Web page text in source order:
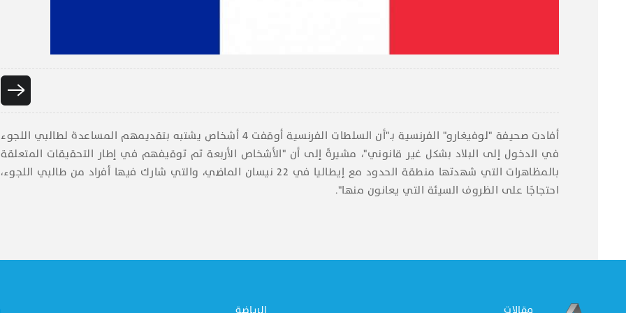
أفادت صحيفة "​لوفيغارو​" الفرنسية بـ"أن السلطات الفرنسية أوقفت 4 أشخاص يشتبه بتقديمهم المساعدة لطالبي اللجوء
في الدخول إلى البلاد بشكل غير قانوني"، مشيرةً إلى أن "الأشخاص الأربعة تم توقيفهم في إطار التحقيقات المتعلقة
بالمظاهرات التي شهدتها منطقة الحدود مع ​إيطاليا​ في 22 نيسان الماضي، والتي شارك فيها أفراد من طالبي اللجوء،
احتجاجًا على الظروف السيئة التي يعانون منها".